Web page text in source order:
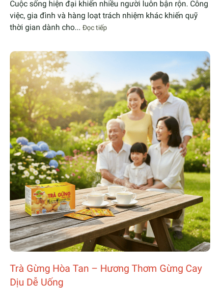
Cuộc sống hiện đại khiến nhiều người luôn bận rộn. Công
việc, gia đình và hàng loạt trách nhiệm khác khiến quỹ
thời gian dành cho... Đọc tiếp
Trà Gừng Hòa Tan – Hương Thơm Gừng Cay
Dịu Dễ Uống